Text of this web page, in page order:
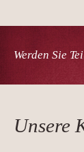
Werden Sie
Unsere